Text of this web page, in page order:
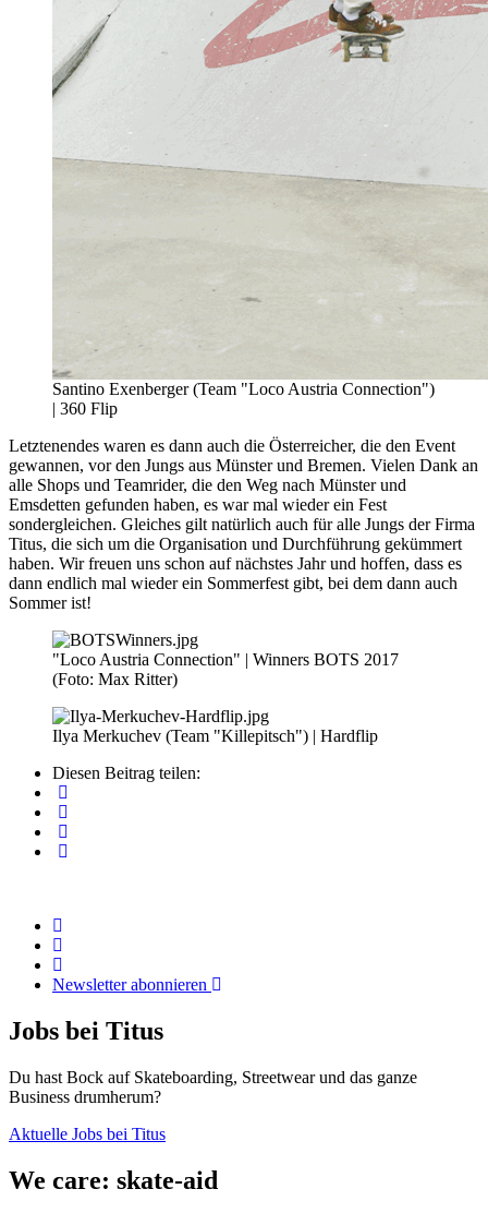
Santino Exenberger (Team "Loco Austria Connection")
| 360 Flip
Letztenendes waren es dann auch die Österreicher, die den Event
gewannen, vor den Jungs aus Münster und Bremen. Vielen Dank an
alle Shops und Teamrider, die den Weg nach Münster und
Emsdetten gefunden haben, es war mal wieder ein Fest
sondergleichen. Gleiches gilt natürlich auch für alle Jungs der Firma
Titus, die sich um die Organisation und Durchführung gekümmert
haben. Wir freuen uns schon auf nächstes Jahr und hoffen, dass es
dann endlich mal wieder ein Sommerfest gibt, bei dem dann auch
Sommer ist!
"Loco Austria Connection" | Winners BOTS 2017
(Foto: Max Ritter)
Ilya Merkuchev (Team "Killepitsch") | Hardflip
Diesen Beitrag teilen:
Newsletter abonnieren
Jobs bei Titus
Du hast Bock auf Skateboarding, Streetwear und das ganze
Business drumherum?
Aktuelle Jobs bei Titus
We care: skate-aid